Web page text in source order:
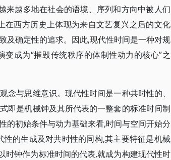
来越多地在社会的语境、序列和方向中被人们
西方历史上体现为来自文艺复兴之后的文化
及确定性的追求。因此,现代性时间是一种对规
成为“摧毁传统秩序的体制性动力的核心”之
与思维意识。现代性时间是一种共时性的、
即是机械钟及其所代表的一整套的标准时间制
的初始条件与动力基础来看,时间与空间开始分
的生成及对共时性的同构,其主要特征是机械
时钟作为标准时间的代表,就成为构建现代性时